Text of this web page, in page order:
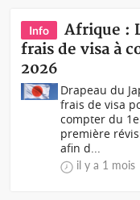
Info
Afrique :
frais de visa à
2026
Drapeau du
frais de visa
compter du
première
afin d...
il y a 1 mois